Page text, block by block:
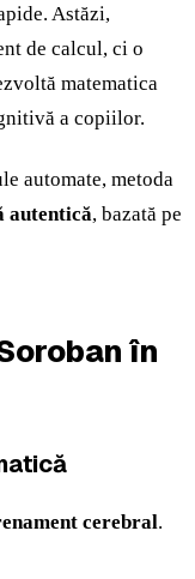
Astăzi,
de calcul, ci o
matematica
a copiilor.
automate, metoda
autentică, bazată pe
în
cerebral.